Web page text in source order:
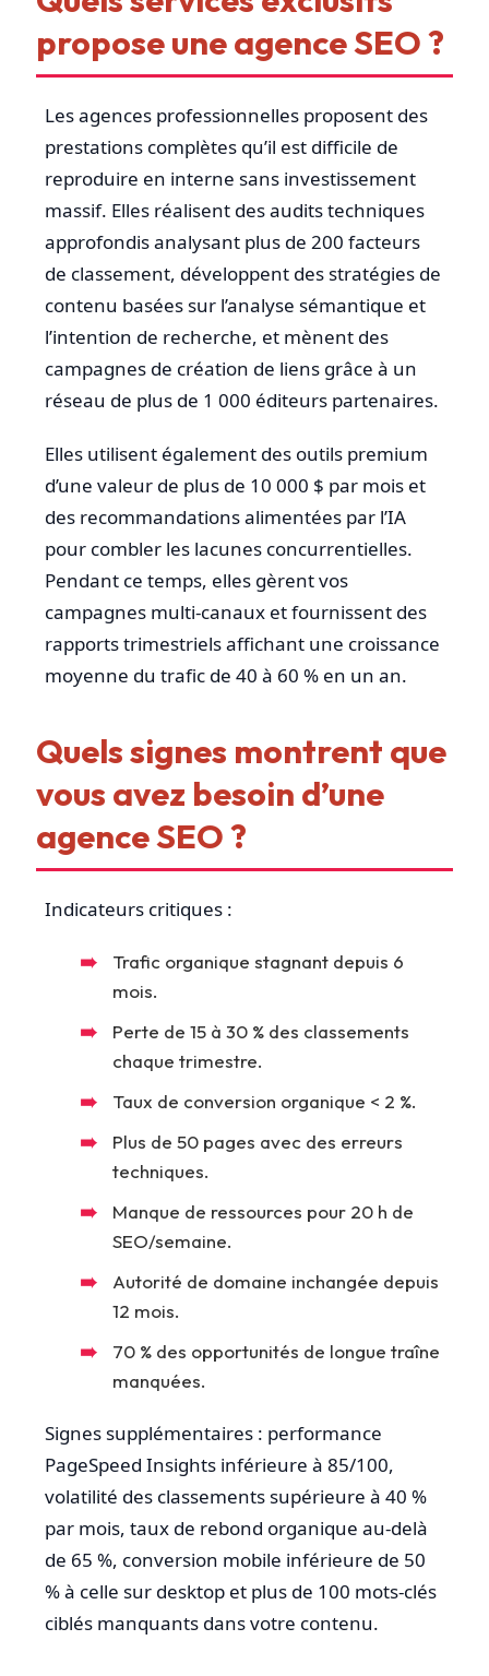
propose une agence SEO ?
Les agences professionnelles proposent des
prestations complètes qu’il est difficile de
reproduire en interne sans investissement
massif. Elles réalisent des audits techniques
approfondis analysant plus de 200 facteurs
de classement, développent des stratégies de
contenu basées sur l’analyse sémantique et
l’intention de recherche, et mènent des
campagnes de création de liens grâce à un
réseau de plus de 1 000 éditeurs partenaires.
Elles utilisent également des outils premium
d’une valeur de plus de 10 000 $ par mois et
des recommandations alimentées par l’IA
pour combler les lacunes concurrentielles.
Pendant ce temps, elles gèrent vos
campagnes multi-canaux et fournissent des
rapports trimestriels affichant une croissance
moyenne du trafic de 40 à 60 % en un an.
Quels signes montrent que
vous avez besoin d’une
agence SEO ?
Indicateurs critiques :
Trafic organique stagnant depuis 6
mois.
Perte de 15 à 30 % des classements
chaque trimestre.
Taux de conversion organique < 2 %.
Plus de 50 pages avec des erreurs
techniques.
Manque de ressources pour 20 h de
SEO/semaine.
Autorité de domaine inchangée depuis
12 mois.
70 % des opportunités de longue traîne
manquées.
Signes supplémentaires : performance
PageSpeed Insights inférieure à 85/100,
volatilité des classements supérieure à 40 %
par mois, taux de rebond organique au-delà
de 65 %, conversion mobile inférieure de 50
% à celle sur desktop et plus de 100 mots-clés
ciblés manquants dans votre contenu.